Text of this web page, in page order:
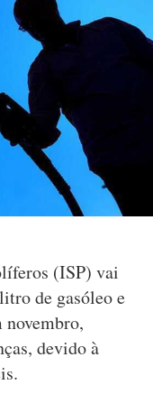
(ISP) vai
de gasóleo e
novembro,
devido à